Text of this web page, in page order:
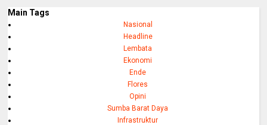
Main Tags
Nasional
Headline
Lembata
Ekonomi
Ende
Flores
Opini
Sumba Barat Daya
Infrastruktur